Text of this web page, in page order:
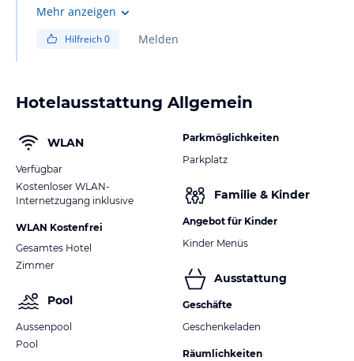
As far as I remember, I saw also ash tray on the privat
Regards Albert
Mehr anzeigen
Hilfreich0 Melden
Hotelausstattung Allgemein
WLAN
Verfügbar
Kostenloser WLAN-
Internetzugang inklusive
WLAN Kostenfrei
Gesamtes Hotel
Zimmer
Pool
Aussenpool
Pool
Parkmöglichkeiten
Parkplatz
Familie & Kinder
Angebot für Kinder
Kinder Menüs
Ausstattung
Geschäfte
Geschenkeladen
Räumlichkeiten